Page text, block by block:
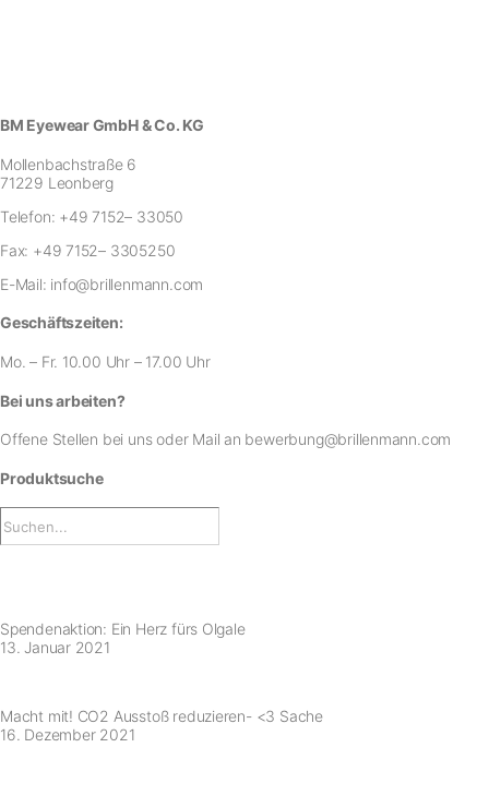
BM Eyewear GmbH & Co. KG
Mollenbachstraße 6
71229 Leonberg
Telefon: +49 7152– 33050
Fax: +49 7152– 3305250
E-Mail: info@brillenmann.com
Geschäftszeiten:
Mo. – Fr. 10.00 Uhr – 17.00 Uhr
Bei uns arbeiten?
Offene Stellen bei unsoder Mail an bewerbung@brillenmann.com
Produktsuche
Spendenaktion: Ein Herz fürs Olgale
13. Januar 2021
Macht mit! CO2 Ausstoß reduzieren- <3 Sache
16. Dezember 2021